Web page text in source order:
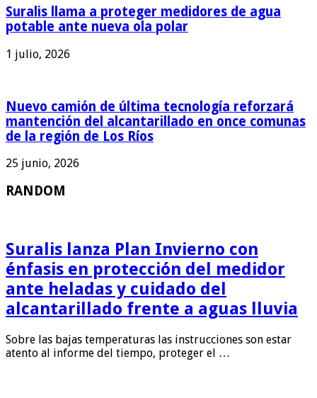
Suralis llama a proteger medidores de agua
potable ante nueva ola polar
1 julio, 2026
Nuevo camión de última tecnología reforzará
mantención del alcantarillado en once comunas
de la región de Los Ríos
25 junio, 2026
RANDOM
Suralis lanza Plan Invierno con
énfasis en protección del medidor
ante heladas y cuidado del
alcantarillado frente a aguas lluvia
Sobre las bajas temperaturas las instrucciones son estar
atento al informe del tiempo, proteger el …